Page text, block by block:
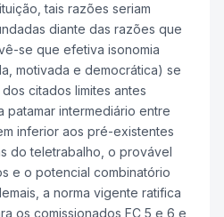
tais razões seriam
diante das razões que
se que efetiva isonomia
motivada e democrática) se
citados limites antes
intermediário entre
inferior aos pré-existentes
do teletrabalho, o provável
e o potencial combinatório
a norma vigente ratifica
os comissionados FC 5 e 6 e